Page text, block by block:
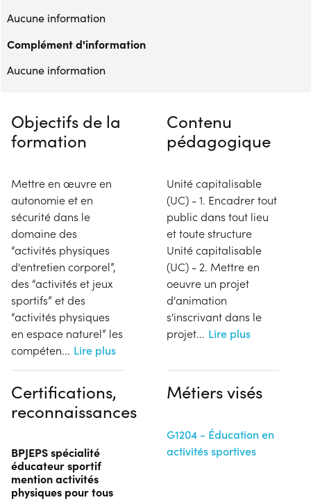
Aucune information
Complément d'information
Aucune information
Objectifs de la
formation
Mettre en œuvre en
autonomie et en
sécurité dans le
domaine des
“activités physiques
d'entretien corporel”,
des “activités et jeux
sportifs” et des
“activités physiques
en espace naturel” les
compéten... Lire plus
Contenu
pédagogique
Unité capitalisable
(UC) - 1. Encadrer tout
public dans tout lieu
et toute structure
Unité capitalisable
(UC) - 2. Mettre en
oeuvre un projet
d'animation
s'inscrivant dans le
projet... Lire plus
Certifications,
reconnaissances
BPJEPS spécialité
éducateur sportif
mention activités
physiques pour tous
Métiers visés
G1204 - Éducation en
activités sportives